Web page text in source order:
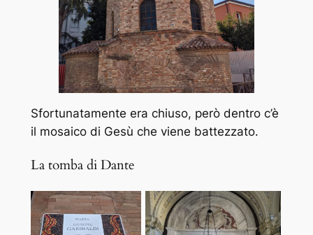
Sfortunatamente era chiuso, però dentro c’è
il mosaico di Gesù che viene battezzato.
La tomba di Dante